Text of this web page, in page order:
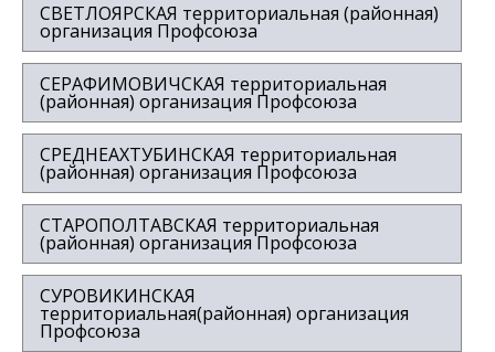
СВЕТЛОЯРСКАЯ территориальная (районная)
организация Профсоюза
СЕРАФИМОВИЧСКАЯ территориальная
(районная) организация Профсоюза
СРЕДНЕАХТУБИНСКАЯ территориальная
(районная) организация Профсоюза
СТАРОПОЛТАВСКАЯ территориальная
(районная) организация Профсоюза
СУРОВИКИНСКАЯ
территориальная(районная) организация
Профсоюза